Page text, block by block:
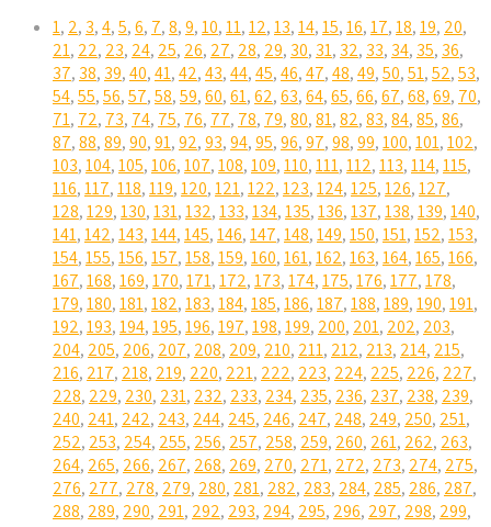
1, 2, 3,4,5,6, 7,8,9,10,11,12,13,14,15,16,17,18,19, 20,
21, 22, 23, 24, 25, 26, 27, 28, 29, 30, 31, 32, 33, 34, 35, 36,
37, 38, 39,40,41,42,43,44,45,46,47,48,49,50,51,52,53,
54,55,56,57,58,59,60,61,62,63,64,65,66,67,68,69, 70,
71, 72, 73, 74, 75, 76, 77, 78, 79,80,81,82,83,84,85,86,
87,88,89,90,91,92,93,94,95,96,97,98,99,100,101,102,
103,104,105,106,107,108,109,110,111,112,113,114,115,
116,117,118,119,120,121,122,123,124,125,126,127,
128,129,130,131,132,133,134,135,136,137,138,139,140,
141,142,143,144,145,146,147,148,149,150,151,152,153,
154,155,156,157,158,159,160,161,162,163,164,165,166,
167,168,169,170,171,172,173,174,175,176,177,178,
179,180,181,182,183,184,185,186,187,188,189,190,191,
192,193,194,195,196,197,198,199, 200, 201, 202, 203,
204, 205, 206, 207, 208, 209, 210, 211, 212, 213, 214, 215,
216, 217, 218, 219, 220, 221, 222, 223, 224, 225, 226, 227,
228, 229, 230, 231, 232, 233, 234, 235, 236, 237, 238, 239,
240, 241, 242, 243, 244, 245, 246, 247, 248, 249, 250, 251,
252, 253, 254, 255, 256, 257, 258, 259, 260, 261, 262, 263,
264, 265, 266, 267, 268, 269, 270, 271, 272, 273, 274, 275,
276, 277, 278, 279, 280, 281, 282, 283, 284, 285, 286, 287,
288, 289, 290, 291, 292, 293, 294, 295, 296, 297, 298, 299,